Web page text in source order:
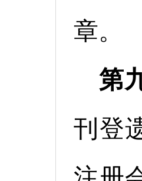
章。
第
刊登